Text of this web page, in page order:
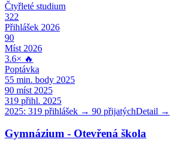
Čtyřleté studium
322
Přihlášek 2026
90
Míst 2026
3.6× 🔥
Poptávka
55 min. body 2025
90 míst 2025
319 přihl. 2025
2025: 319 přihlášek → 90 přijatýchDetail →
Gymnázium - Otevřená škola